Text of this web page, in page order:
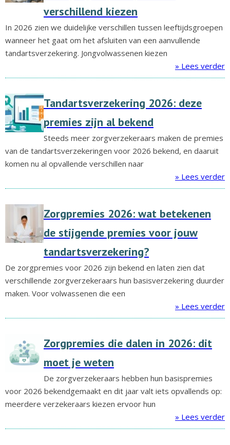
verschillend kiezen
In 2026 zien we duidelijke verschillen tussen leeftijdsgroepen
wanneer het gaat om het afsluiten van een aanvullende
tandartsverzekering. Jongvolwassenen kiezen
» Lees verder
Tandartsverzekering 2026: deze
premies zijn al bekend
Steeds meer zorgverzekeraars maken de premies
van de tandartsverzekeringen voor 2026 bekend, en daaruit
komen nu al opvallende verschillen naar
» Lees verder
Zorgpremies 2026: wat betekenen
de stijgende premies voor jouw
tandartsverzekering?
De zorgpremies voor 2026 zijn bekend en laten zien dat
verschillende zorgverzekeraars hun basisverzekering duurder
maken. Voor volwassenen die een
» Lees verder
Zorgpremies die dalen in 2026: dit
moet je weten
De zorgverzekeraars hebben hun basispremies
voor 2026 bekendgemaakt en dit jaar valt iets opvallends op:
meerdere verzekeraars kiezen ervoor hun
» Lees verder